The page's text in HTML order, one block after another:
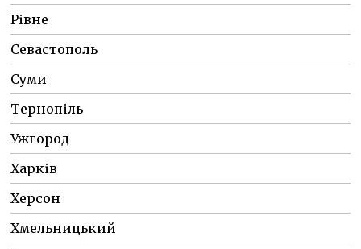
Рівне
Севастополь
Суми
Тернопіль
Ужгород
Харків
Херсон
Хмельницький